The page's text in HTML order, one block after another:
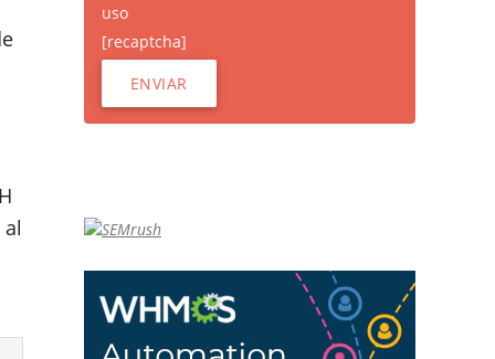
uso
[recaptcha]